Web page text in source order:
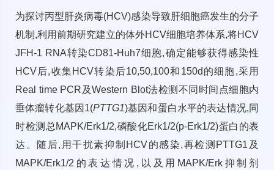
为探讨丙型肝炎病毒(HCV)感染导致肝细胞癌发生的分子
机制,利用前期研究建立的体外HCV细胞培养体系,将HCV
JFH-1 RNA转染CD81-Huh7细胞,确定能够获得感染性
HCV后,收集HCV转染后10,50,100和150d的细胞,采用
Real time PCR及Western Blot法检测不同时间点细胞内
垂体瘤转化基因1(PTTG1)基因和蛋白水平的表达情况,同
时检测总MAPK/Erk1/2,磷酸化Erk1/2(p-Erk1/2)蛋白的表
达。随后,用干扰素抑制HCV的感染,再检测PTTG1及
MAPK/Erk1/2的表达情况,以及用MAPK/Erk抑制剂